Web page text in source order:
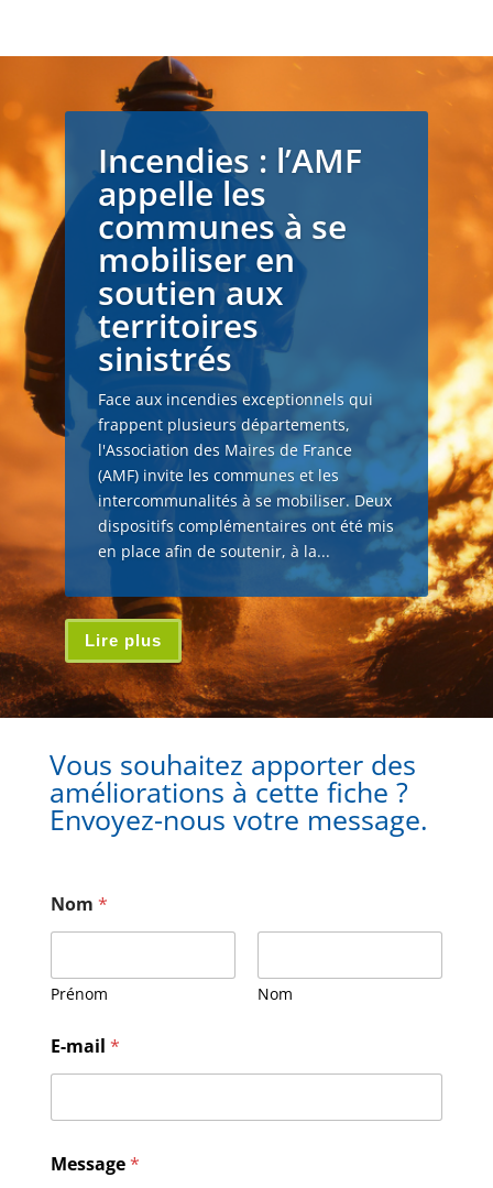
Incendies : l’AMF
appelle les
communes à se
mobiliser en
soutien aux
territoires
sinistrés
Face aux incendies exceptionnels qui
frappent plusieurs départements,
l'Association des Maires de France
(AMF) invite les communes et les
intercommunalités à se mobiliser. Deux
dispositifs complémentaires ont été mis
en place afin de soutenir, à la...
Lire plus
Vous souhaitez apporter des
améliorations à cette fiche ?
Envoyez-nous votre message.
Nom *
Prénom Nom
o
m
-
a
i
E-mail *
Message*